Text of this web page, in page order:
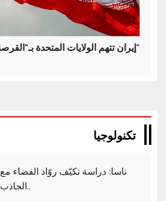
إيران تتهم الولايات المتحدة بـ"القرصنة"
تكنولوجيا
ناسا: دراسة تكيّف روّاد الفضاء مع
الجاذب..